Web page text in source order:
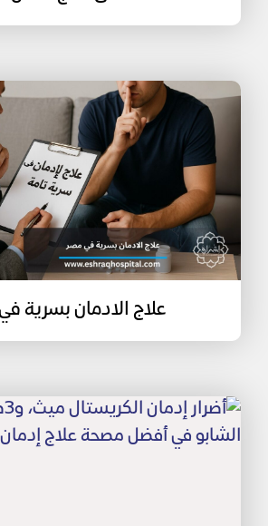
علاج الادمان بسرية